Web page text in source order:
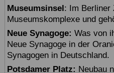
Museumsinsel : Im Berliner
Museumskomplexe und
Neue Synagoge: Was von
Neue Synagoge in der
Synagogen in Deutschland.
Potsdamer Platz: Neubau